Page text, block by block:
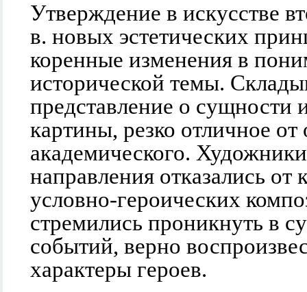
Утверждение в искусстве
в. новых эстетических
коренные изменения в
исторической темы.
представление о сущности
картины, резко отличное
академического.
направления отказались от
условно-героических
стремились проникнуть в
событий, верно
характеры героев.